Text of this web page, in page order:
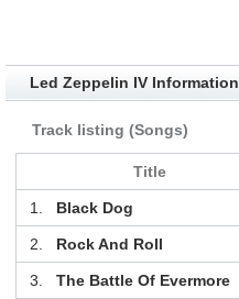
Led Zeppelin IV Information
Track listing (Songs)
Title
1. Black Dog
2. Rock And Roll
3. The Battle Of Evermore